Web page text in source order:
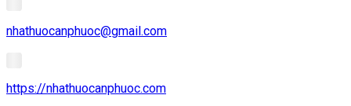
nhathuocanphuoc@gmail.com
https://nhathuocanphuoc.com